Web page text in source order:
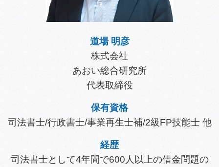
道場 明彦
株式会社
あおい総合研究所
代表取締役
保有資格
司法書士/行政書士/事業再生士補/2級FP技能士 他
経歴
司法書士として4年間で600人以上の借金問題の